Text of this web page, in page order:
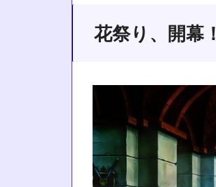
花祭り、開幕！